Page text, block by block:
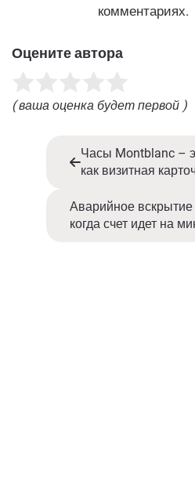
комментариях.
Оцените автора
( ваша оценка будет первой )
Часы Montblanc –
как визитная
Аварийное вскрытие
когда счет идет на